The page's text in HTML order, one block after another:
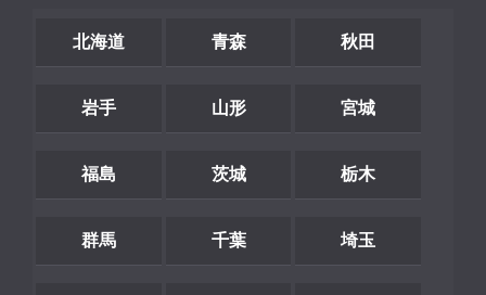
北海道 青森 秋田
岩手 山形 宮城
福島 茨城 栃木
群馬 千葉 埼玉